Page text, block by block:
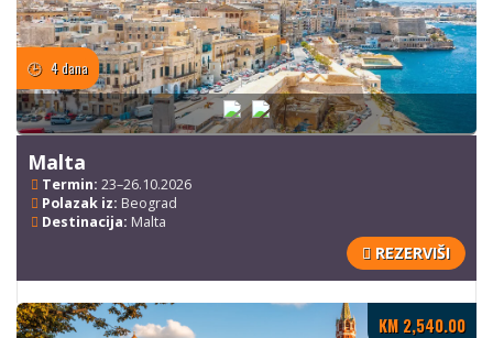
Malta
Termin: 23–26.10.2026
Polazak iz: Beograd
Destinacija: Malta
4 dana
REZERVIŠI
KM 2,540.00